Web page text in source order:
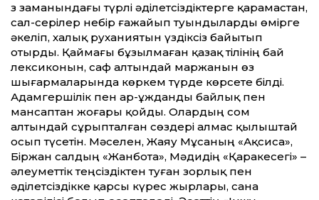
Өз заманындағы түрлі әділетсіздіктерге қарамастан,
сал-серілер небір ғажайып туындыларды өмірге
әкеліп, халық руханиятын үздіксіз байытып
отырды. Қаймағы бұзылмаған қазақ тілінің бай
лексиконын, саф алтындай маржанын өз
шығармаларында көркем түрде көрсете білді.
Адамгершілік пен ар-ұжданды байлық пен
мансаптан жоғары қойды. Олардың сом
алтындай сұрыпталған сөздері алмас қылыштай
осып түсетін. Мәселен, Жаяу Мұсаның «Ақсиса»,
Біржан салдың «Жанбота», Мәдидің «Қаракесегі» –
әлеуметтік теңсіздіктен туған зорлық пен
әділетсіздікке қарсы күрес жырлары, сана